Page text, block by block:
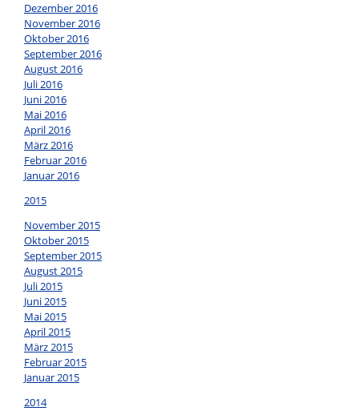
Dezember 2016
November 2016
Oktober 2016
September 2016
August 2016
Juli 2016
Juni 2016
Mai 2016
April 2016
März 2016
Februar 2016
Januar 2016
2015
November 2015
Oktober 2015
September 2015
August 2015
Juli 2015
Juni 2015
Mai 2015
April 2015
März 2015
Februar 2015
Januar 2015
2014